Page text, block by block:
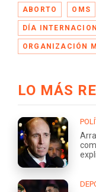
ABORTO OMS
DÍA
ORGANIZACIÓN
LO MÁS